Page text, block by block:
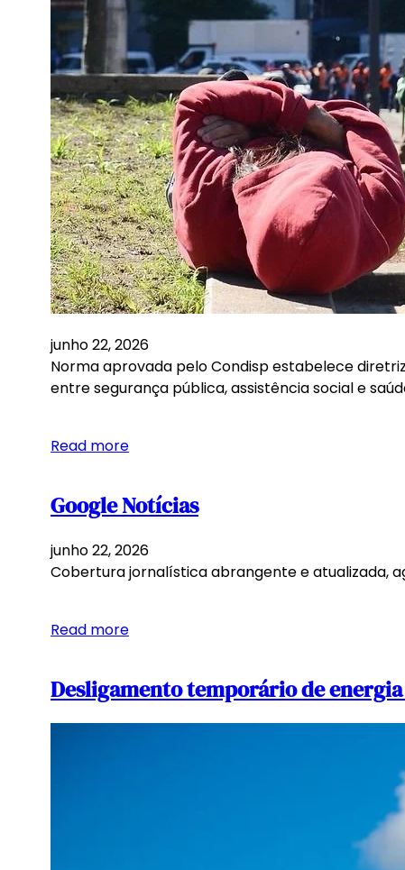
junho 22, 2026
Norma aprovada pelo Condisp estabelece
entre segurança pública, assistência social e
Read more
Google Notícias
junho 22, 2026
Cobertura jornalística abrangente e atualizada,
Read more
Desligamento temporário de